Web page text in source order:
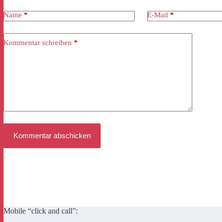
Name * E-Mail *
Kommentar schreiben *
Kommentar abschicken
Mobile “click and call”: